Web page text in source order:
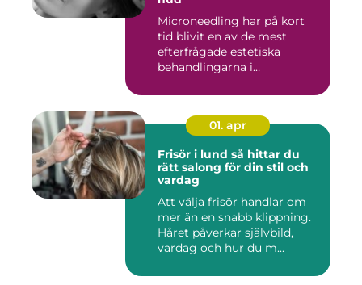
Microneedling har på kort
tid blivit en av de mest
efterfrågade estetiska
behandlingarna i
01. apr
Frisör i lund så hittar du
rätt salong för din stil och
vardag
Att välja frisör handlar om
mer än en snabb klippning.
Håret påverkar självbild,
vardag och hur du m...